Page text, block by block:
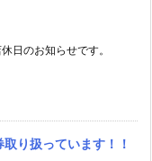
日のお知らせです。
り扱っています！！